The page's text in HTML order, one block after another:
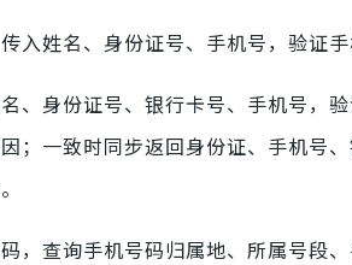
入姓名、身份证号、手机号，验证手
、身份证号、银行卡号、手机号，
；一致时同步返回身份证、手机号
，查询手机号码归属地、所属号段